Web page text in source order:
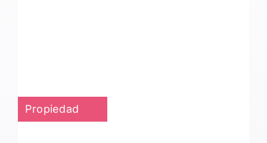
Propiedad